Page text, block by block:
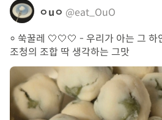
ㅇuㅇ @eat_OuO
⸰ 쑥꿀레 🤍🤍🤍 - 우리가 아는 그 하
조청의 조합 딱 생각하는 그맛